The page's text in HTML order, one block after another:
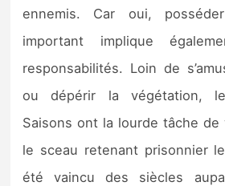
ennemis. Car oui,
important implique
responsabilités. Loin de
ou dépérir la végétation,
Saisons ont la lourde tâche de
le sceau retenant prisonnier
été vaincu des siècles